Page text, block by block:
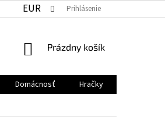
EUR Prihlásenie
NÁKUPNÝ
Prázdny košík
Domácnosť
Hračky